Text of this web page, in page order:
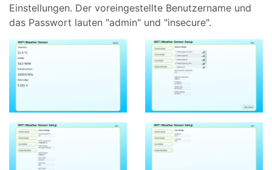
Einstellungen. Der voreingestellte Benutzername und
das Passwort lauten "admin" und "insecure".